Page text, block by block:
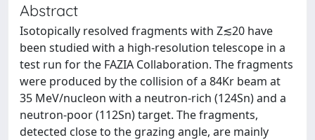
Abstract
Isotopically resolved fragments with Z≲20 have
been studied with a high-resolution telescope in a
test run for the FAZIA Collaboration. The fragments
were produced by the collision of a 84Kr beam at
35 MeV/nucleon with a neutron-rich (124Sn) and a
neutron-poor (112Sn) target. The fragments,
detected close to the grazing angle, are mainly